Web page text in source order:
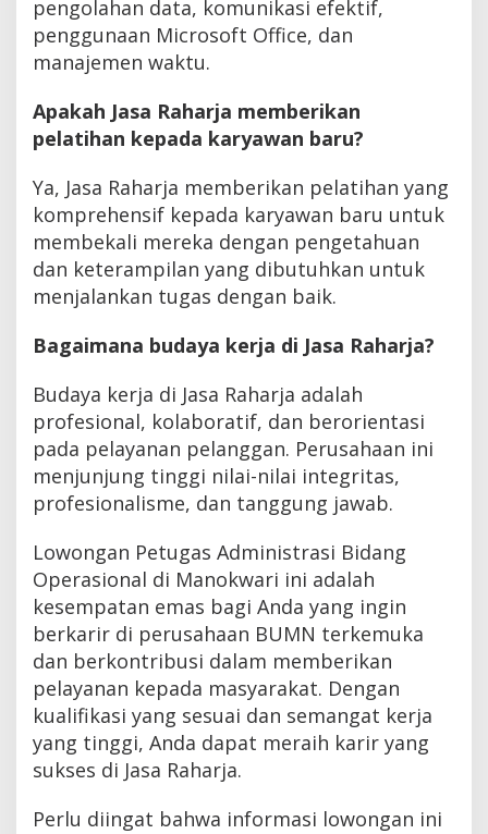
pengolahan data, komunikasi efektif,
penggunaan Microsoft Office, dan
manajemen waktu.
Apakah Jasa Raharja memberikan
pelatihan kepada karyawan baru?
Ya, Jasa Raharja memberikan pelatihan yang
komprehensif kepada karyawan baru untuk
membekali mereka dengan pengetahuan
dan keterampilan yang dibutuhkan untuk
menjalankan tugas dengan baik.
Bagaimana budaya kerja di Jasa Raharja?
Budaya kerja di Jasa Raharja adalah
profesional, kolaboratif, dan berorientasi
pada pelayanan pelanggan. Perusahaan ini
menjunjung tinggi nilai-nilai integritas,
profesionalisme, dan tanggung jawab.
Lowongan Petugas Administrasi Bidang
Operasional di Manokwari ini adalah
kesempatan emas bagi Anda yang ingin
berkarir di perusahaan BUMN terkemuka
dan berkontribusi dalam memberikan
pelayanan kepada masyarakat. Dengan
kualifikasi yang sesuai dan semangat kerja
yang tinggi, Anda dapat meraih karir yang
sukses di Jasa Raharja.
Perlu diingat bahwa informasi lowongan ini